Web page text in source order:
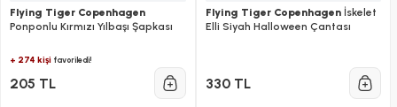
Flying Tiger Copenhagen
Ponponlu Kırmızı Yılbaşı Şapkası
+ 274 kişi favoriledi!
205 TL
Flying Tiger Copenhagenİskelet
Elli Siyah Halloween Çantası
330 TL